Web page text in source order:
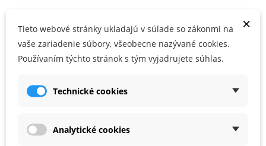
Kód produktu 66009120
PRÍSLUŠENSTVO
Zľava -28%
×
Tieto webové stránky ukladajú v súlade so zákonmi na
vaše zariadenie súbory, všeobecne nazývané cookies.
Používaním týchto stránok s tým vyjadrujete súhlas.
Technické cookies
Analytické cookies